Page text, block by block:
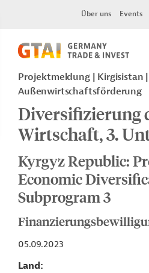
Über uns Events
Projektmeldung Kirgisistan
Außenwirtschaftsförderung
Diversifizierung
Wirtschaft, 3.
Kyrgyz Republic:
Economic
Subprogram 3
05.09.2023
Land